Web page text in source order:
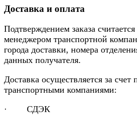
Доставка и оплата
Подтверждением заказа считается
менеджером транспортной
города доставки, номера
данных получателя.
Доставка осуществляется за счет
транспортными компаниями:
· СДЭК